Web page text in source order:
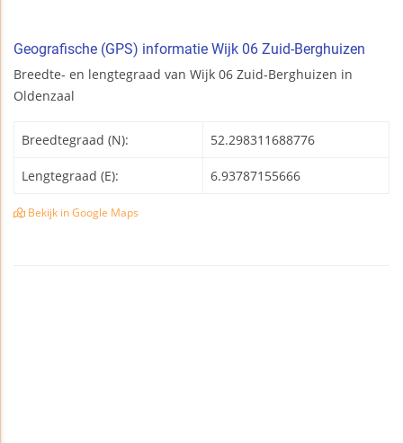
Geografische (GPS) informatie Wijk 06 Zuid-Berghuizen
Breedte- en lengtegraad van Wijk 06 Zuid-Berghuizen in
Oldenzaal
Breedtegraad (N): 52.298311688776
Lengtegraad (E): 6.93787155666
Bekijk in Google Maps